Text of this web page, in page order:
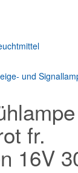
und
fr.
16V